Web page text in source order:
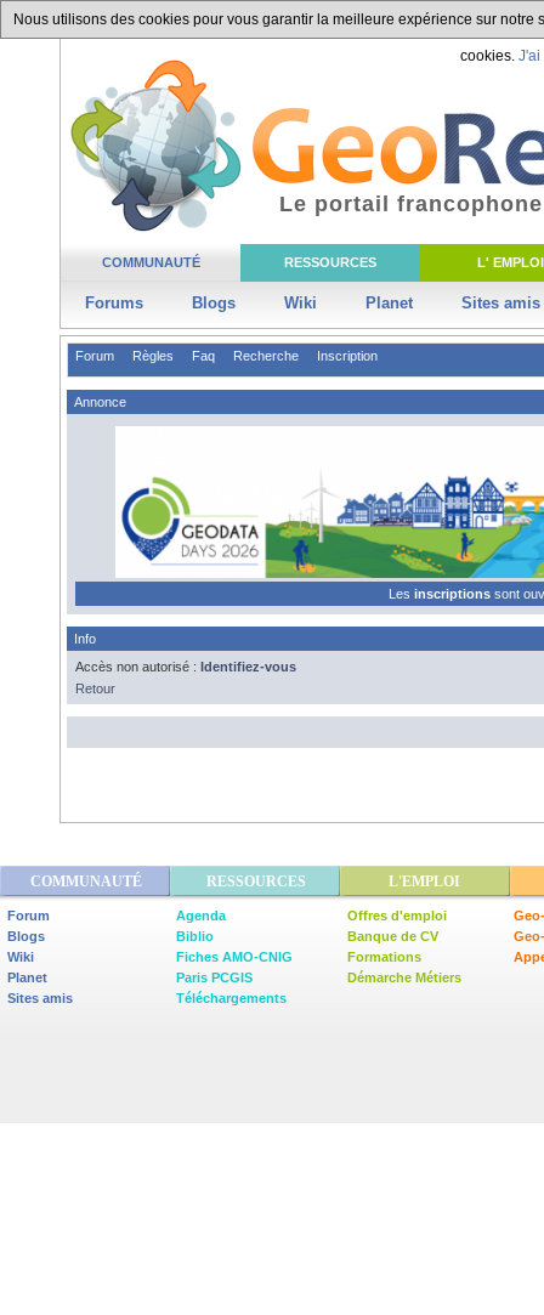
Nous utilisons des cookies pour vous garantir la meilleure expérience sur
cookies. J'ai
COMMUNAUTÉ RESSOURCES L' EMPLOI
Forums Blogs Wiki Planet Sites amis
Le portail
Forum Règles Faq Recherche Inscription
Annonce
Les inscriptions sont
Info
Accès non autorisé : Identifiez-vous
Retour
COMMUNAUTÉ RESSOURCES L'EMPLOI
Forum
Blogs
Wiki
Planet
Sites amis
Agenda
Biblio
Fiches AMO-CNIG
Paris PCGIS
Téléchargements
Offres d'emploi
Banque de CV
Formations
Démarche Métiers